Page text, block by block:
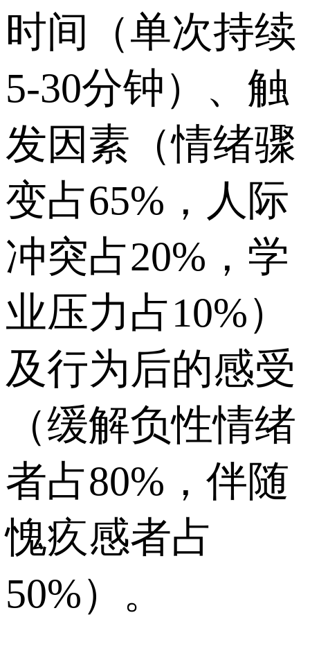
时间（单次持续
5-30分钟）、触
发因素（情绪骤
变占65%，人际
冲突占20%，学
业压力占10%）
及行为后的感受
（缓解负性情绪
者占80%，伴随
愧疚感者占
50%）。